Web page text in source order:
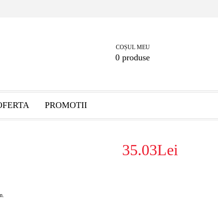
COȘUL MEU
0 produse
PROMOTII
35.03Lei